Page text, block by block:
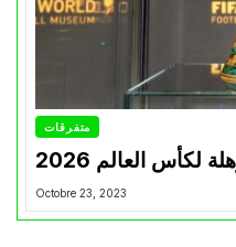
متفرقات
لكأس العالم 2026
Octobre 23, 2023